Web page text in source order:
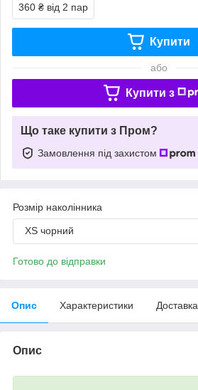
360 ₴ від 2 пар
Купити
або
Купити з
Що таке купити з Пром?
Замовлення під захистом
Розмір наколінника
XS чорний
Готово до відправки
Опис Характеристики Доставка
Опис